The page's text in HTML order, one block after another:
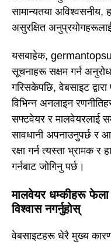
सामान्यतया अविश्वसनीय,
असुरक्षित अनुप्रयोगहरूलाई
यसबाहेक,
सूचनाहरू सक्षम गर्न
गरिसकेपछि, वेबसाइट
विभिन्न अनलाइन
सफ्टवेयर र मालवेयरलाई
सावधानी अपनाउनुपर्छ र
रक्षा गर्न त्यस्ता भ्रामक र
गर्नबाट जोगिनु पर्छ।
मालवेयर धम्कीहरू फेला
विश्वास नगर्नुहोस्
वेबसाइटहरू धेरै मुख्य